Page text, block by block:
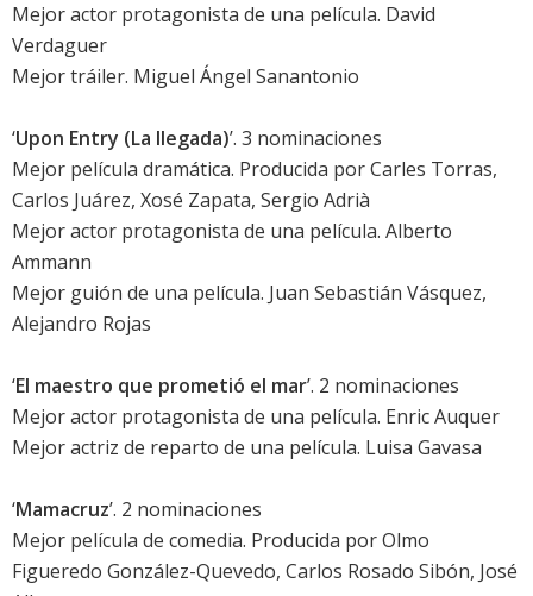
Mejor actor protagonista de una película. David
Verdaguer
Mejor tráiler. Miguel Ángel Sanantonio
‘Upon Entry (La llegada)’. 3 nominaciones
Mejor película dramática. Producida por Carles Torras,
Carlos Juárez, Xosé Zapata, Sergio Adrià
Mejor actor protagonista de una película. Alberto
Ammann
Mejor guión de una película. Juan Sebastián Vásquez,
Alejandro Rojas
‘El maestro que prometió el mar’. 2 nominaciones
Mejor actor protagonista de una película. Enric Auquer
Mejor actriz de reparto de una película. Luisa Gavasa
‘Mamacruz’. 2 nominaciones
Mejor película de comedia. Producida por Olmo
Figueredo González-Quevedo, Carlos Rosado Sibón, José